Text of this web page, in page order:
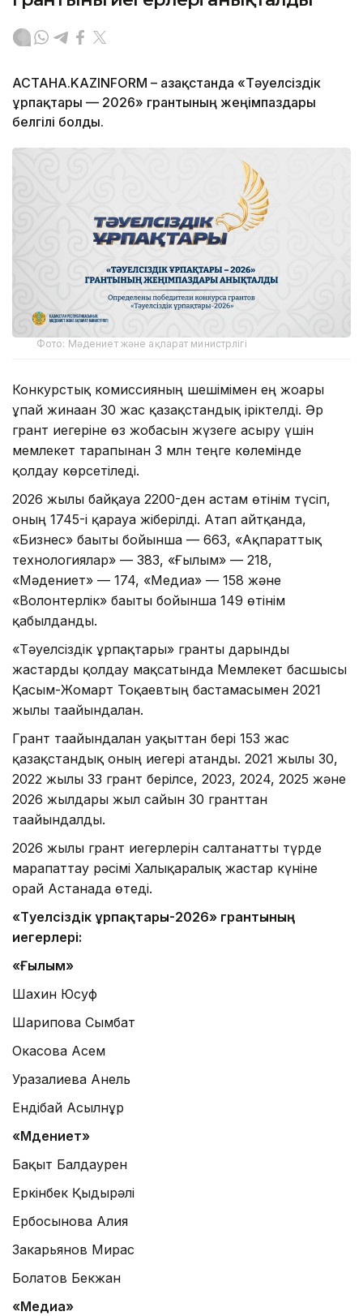
АСТАНА.KAZINFORM – Қазақстанда «Тәуелсіздік
ұрпақтары — 2026» грантының жеңімпаздары
белгілі болды.
Фото: Мәдениет және ақпарат министрлігі
Конкурстық комиссияның шешімімен ең жоғары
ұпай жинаған 30 жас қазақстандық іріктелді. Әр
грант иегеріне өз жобасын жүзеге асыру үшін
мемлекет тарапынан 3 млн теңге көлемінде
қолдау көрсетіледі.
2026 жылы байқауға 2200-ден астам өтінім түсіп,
оның 1745-і қарауға жіберілді. Атап айтқанда,
«Бизнес» бағыты бойынша — 663, «Ақпараттық
технологиялар» — 383, «Ғылым» — 218,
«Мәдениет» — 174, «Медиа» — 158 және
«Волонтерлік» бағыты бойынша 149 өтінім
қабылданды.
«Тәуелсіздік ұрпақтары» гранты дарынды
жастарды қолдау мақсатында Мемлекет басшысы
Қасым-Жомарт Тоқаевтың бастамасымен 2021
жылы тағайындалған.
Грант тағайындалған уақыттан бері 153 жас
қазақстандық оның иегері атанды. 2021 жылы 30,
2022 жылы 33 грант берілсе, 2023, 2024, 2025 және
2026 жылдары жыл сайын 30 гранттан
тағайындалды.
2026 жылғы грант иегерлерін салтанатты түрде
марапаттау рәсімі Халықаралық жастар күніне
орай Астанада өтеді.
«Тәуелсіздік ұрпақтары-2026» грантының
иегерлері:
«Ғылым»
Шахин Юсуф
Шарипова Сымбат
Окасова Асем
Уразалиева Анель
Ендібай Асылнұр
«Мәдениет»
Бақыт Балдаурен
Еркінбек Қыдырәлі
Ербосынова Алия
Закарьянов Мирас
Болатов Бекжан
«Медиа»